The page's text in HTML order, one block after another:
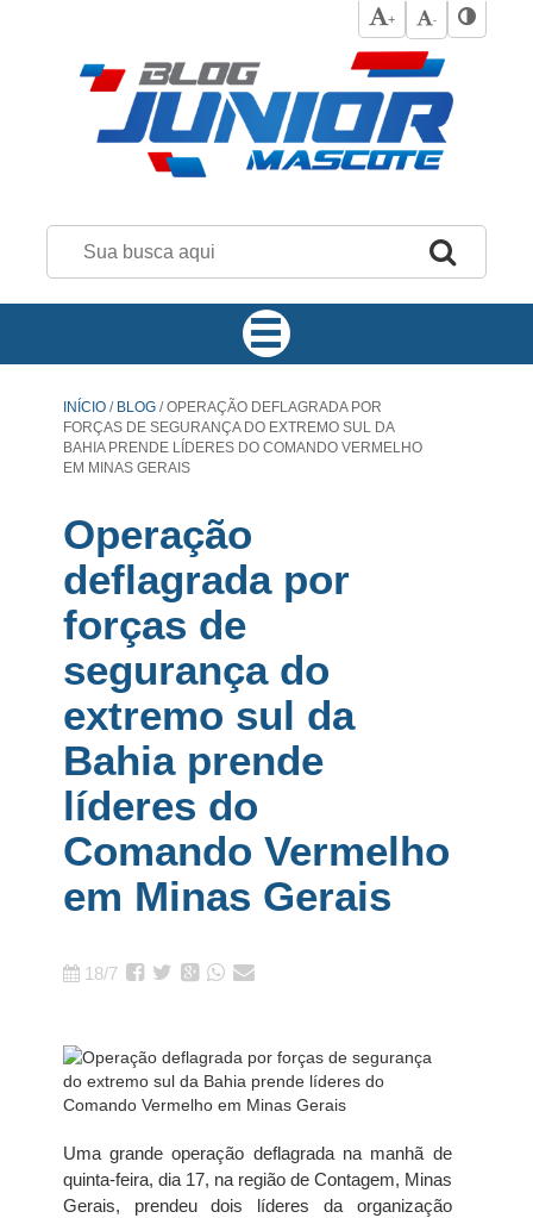
+ -
INÍCIO / BLOG /OPERAÇÃO DEFLAGRADA POR
FORÇAS DE SEGURANÇA DO EXTREMO SUL DA
BAHIA PRENDE LÍDERES DO COMANDO VERMELHO
EM MINAS GERAIS
Operação
deflagrada por
forças de
segurança do
extremo sul da
Bahia prende
líderes do
Comando Vermelho
em Minas Gerais
18/7
Uma grande operação deflagrada na manhã de
quinta-feira, dia 17, na região de Contagem, Minas
Gerais, prendeu dois líderes da organização